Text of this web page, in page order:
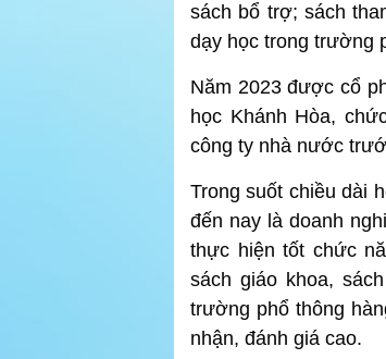
sách bổ trợ; sách
dạy học trong trường
Năm 2023 được cổ
học Khánh Hòa,
công ty nhà nước
Trong suốt chiều dài
đến nay là doanh
thực hiện tốt chức
sách giáo khoa,
trường phổ thông
nhận, đánh giá cao.